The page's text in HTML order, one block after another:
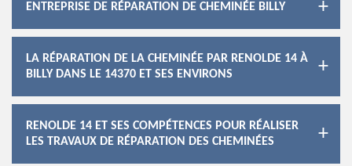
ENTREPRISE DE RÉPARATION DE CHEMINÉE BILLY
LA RÉPARATION DE LA CHEMINÉE PAR RENOLDE 14 À
BILLY DANS LE 14370 ET SES ENVIRONS
RENOLDE 14 ET SES COMPÉTENCES POUR RÉALISER
LES TRAVAUX DE RÉPARATION DES CHEMINÉES